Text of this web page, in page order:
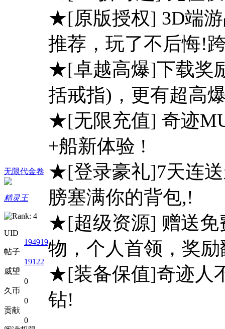
无限代金卷
精灵王
UID
194919
帖子
19122
威望
0
久币
0
贡献
0
★[原版授权] 3D端
推荐，玩了不后悔!
★[卓越高爆]下载奖
括戒指)，更有超高
★[无限充值] 奇迹
+船新体验 !
★[登录豪礼]7天连
膀塞满你的背包,!
★[超级资源] 赠送免
物，个人首领，奖
★[装备保值]奇迹人
钻!